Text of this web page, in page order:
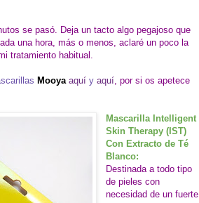
se pasó. Deja un tacto algo pegajoso que
una hora, más o menos, aclaré un poco la
tratamiento habitual.
Mooya aquí y aquí, por si os apetece
Mascarilla Intelligent
Skin Therapy (IST)
Con Extracto de Té
Blanco:
Destinada a todo tipo
de pieles con
necesidad de un fuerte